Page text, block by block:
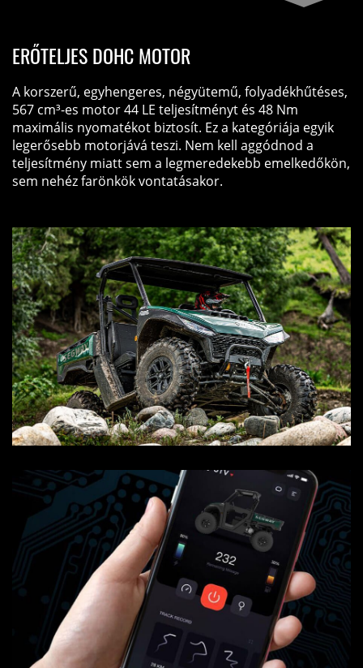
ERŐTELJES DOHC MOTOR
A korszerű, egyhengeres, négyütemű, folyadékhűtéses,
567 cm³-es motor 44 LE teljesítményt és 48 Nm
maximális nyomatékot biztosít. Ez a kategóriája egyik
legerősebb motorjává teszi. Nem kell aggódnod a
teljesítmény miatt sem a legmeredekebb emelkedőkön,
sem nehéz farönkök vontatásakor.